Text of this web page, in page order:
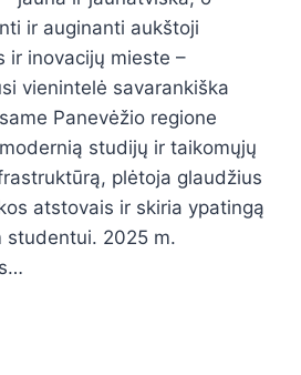
ir auginanti aukštoji
ir inovacijų mieste –
vienintelė savarankiška
Panevėžio regione
studijų ir taikomųjų
plėtoja glaudžius
atstovais ir skiria ypatingą
studentui. 2025 m.